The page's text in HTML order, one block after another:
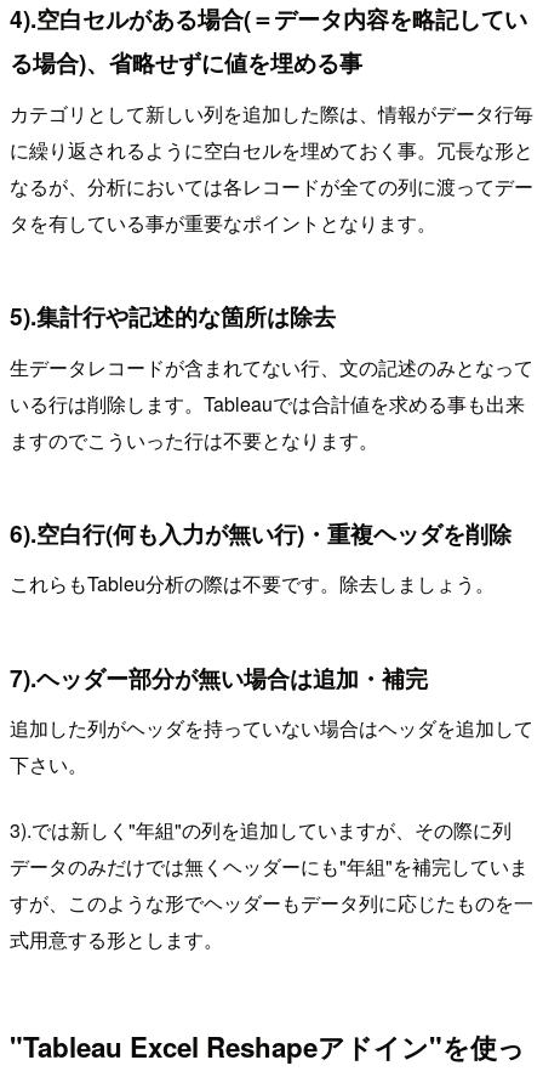
4).空白セルがある場合(＝データ内容を略記してい
る場合)、省略せずに値を埋める事
カテゴリとして新しい列を追加した際は、情報がデータ行毎
に繰り返されるように空白セルを埋めておく事。冗長な形と
なるが、分析においては各レコードが全ての列に渡ってデー
タを有している事が重要なポイントとなります。
5).集計行や記述的な箇所は除去
生データレコードが含まれてない行、文の記述のみとなって
いる行は削除します。Tableauでは合計値を求める事も出来
ますのでこういった行は不要となります。
6).空白行(何も入力が無い行)・重複ヘッダを削除
これらもTableu分析の際は不要です。除去しましょう。
7).ヘッダー部分が無い場合は追加・補完
追加した列がヘッダを持っていない場合はヘッダを追加して
下さい。
3).では新しく"年組"の列を追加していますが、その際に列
データのみだけでは無くヘッダーにも"年組"を補完していま
すが、このような形でヘッダーもデータ列に応じたものを一
式用意する形とします。
"Tableau Excel Reshapeアドイン"を使っ